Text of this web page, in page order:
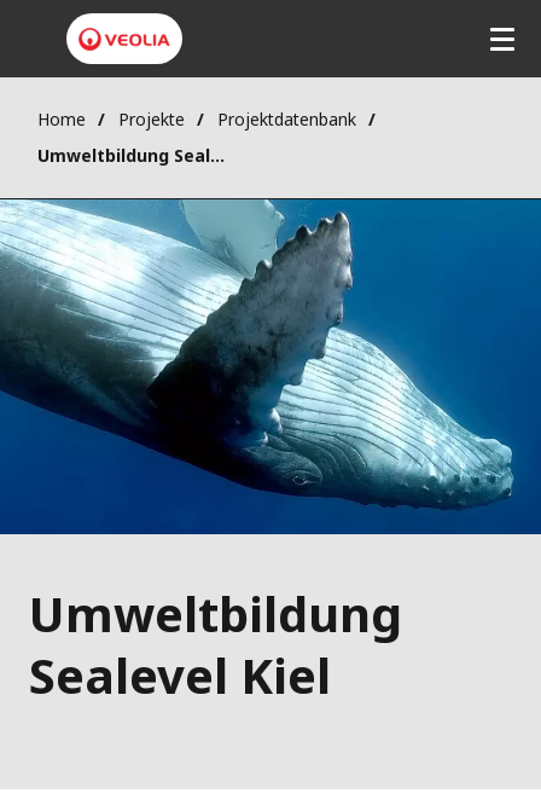
Home Projekte
Projektdatenbank
Umweltbildung Sealevel Kiel
Umweltbildung
Sealevel Kiel